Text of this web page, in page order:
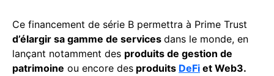
Ce financement de série B permettra à Prime Trust
d’élargir sa gamme de services dans le monde, en
lançant notamment des produits de gestion de
patrimoine ou encore des produits DeFi et Web3.